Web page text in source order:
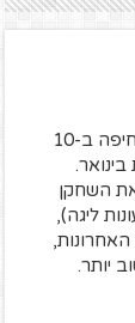
החתמתי את גיל בורוכוב ממכבי חיפה ב-10
השחקן
ביותר שלה (91 גולים ב-4 עונות ליגה),
יותר.